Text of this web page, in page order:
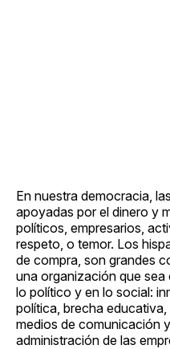
En nuestra democracia,
apoyadas por el dinero y
políticos, empresarios,
respeto, o temor. Los
de compra, son grandes
una organización que
lo político y en lo social:
política, brecha
medios de comunicación
administración de las